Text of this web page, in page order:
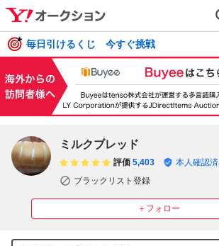
毎日引けるくじ 今すぐ挑戦
ミルクブレッド
＋フォロー
評価 5,403 本人確認済
ブラックリスト登録